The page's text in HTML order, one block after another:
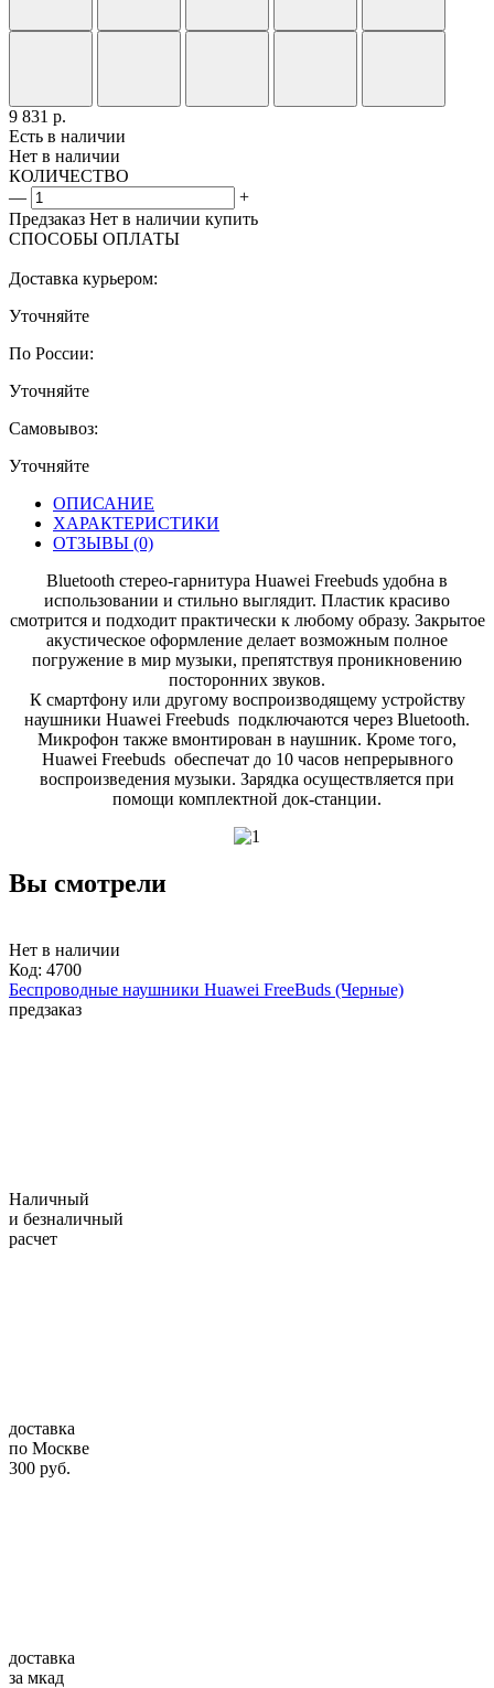
9 831 р.
Есть в наличии
Нет в наличии
КОЛИЧЕСТВО
—
+
Предзаказ Нет в наличии купить
СПОСОБЫ ОПЛАТЫ
Доставка курьером:
Уточняйте
По России:
Уточняйте
Самовывоз:
Уточняйте
ОПИСАНИЕ
ХАРАКТЕРИСТИКИ
ОТЗЫВЫ (0)
Bluetooth стерео-гарнитура Huawei Freebuds удобна в
использовании и стильно выглядит. Пластик красиво
смотрится и подходит практически к любому образу. Закрытое
акустическое оформление делает возможным полное
погружение в мир музыки, препятствуя проникновению
посторонних звуков.
К смартфону или другому воспроизводящему устройству
наушники Huawei Freebuds подключаются через Bluetooth.
Микрофон также вмонтирован в наушник. Кроме того,
Huawei Freebuds обеспечат до 10 часов непрерывного
воспроизведения музыки. Зарядка осуществляется при
помощи комплектной док-станции.
Вы смотрели
Нет в наличии
Код: 4700
Беспроводные наушники Huawei FreeBuds (Черные)
предзаказ
Наличный
и безналичный
расчет
доставка
по Москве
300 руб.
доставка
за мкад